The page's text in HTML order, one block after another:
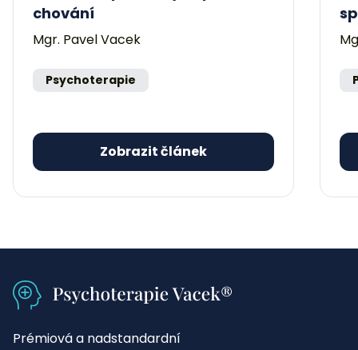
chování
Mgr. Pavel Vacek
Psychoterapie
Zobrazit článek
Prémiová a nadstandardní